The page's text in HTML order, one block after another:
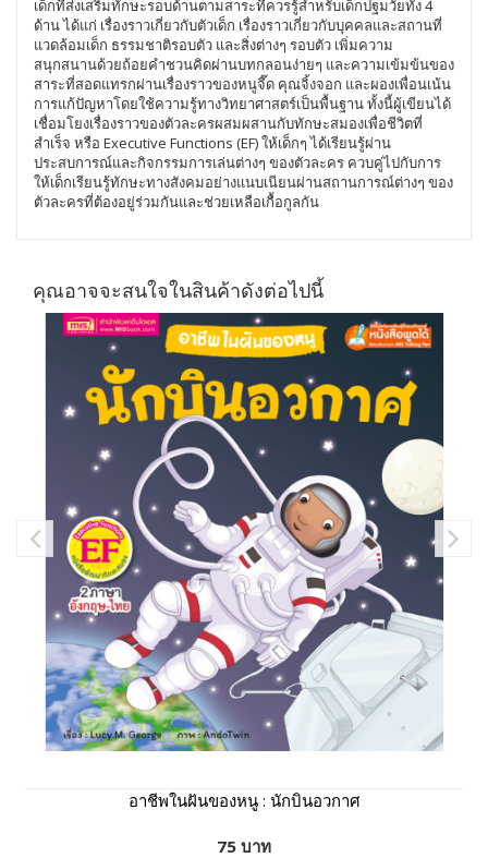
เด็กที่ส่งเสริมทักษะรอบด้านตามสาระที่ควรรู้สำหรับเด็กปฐมวัยทั้ง 4
ด้าน ได้แก่ เรื่องราวเกี่ยวกับตัวเด็ก เรื่องราวเกี่ยวกับบุคคลและสถานที่
แวดล้อมเด็ก ธรรมชาติรอบตัว และสิ่งต่างๆ รอบตัว เพิ่มความ
สนุกสนานด้วยถ้อยคำชวนคิดผ่านบทกลอนง่ายๆ และความเข้มข้นของ
สาระที่สอดแทรกผ่านเรื่องราวของหนูจี๊ด คุณจิ้งจอก และผองเพื่อนเน้น
การแก้ปัญหาโดยใช้ความรู้ทางวิทยาศาสตร์เป็นพื้นฐาน ทั้งนี้ผู้เขียนได้
เชื่อมโยงเรื่องราวของตัวละครผสมผสานกับทักษะสมองเพื่อชีวิตที่
สำเร็จ หรือ Executive Functions (EF) ให้เด็กๆ ได้เรียนรู้ผ่าน
ประสบการณ์และกิจกรรมการเล่นต่างๆ ของตัวละคร ควบคู่ไปกับการ
ให้เด็กเรียนรู้ทักษะทางสังคมอย่างแนบเนียนผ่านสถานการณ์ต่างๆ ของ
ตัวละครที่ต้องอยู่ร่วมกันและช่วยเหลือเกื้อกูลกัน
คุณอาจจะสนใจในสินค้าดังต่อไปนี้
อาชีพในฝันของหนู : นักบินอวกาศ
75 บาท